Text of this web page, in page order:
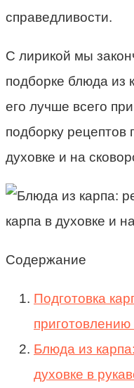
справедливости.
С лирикой мы
подборке блюда из
его лучше всего
подборку рецептов
духовке и на
Содержание
Подготовка
Блюда из
духовке в